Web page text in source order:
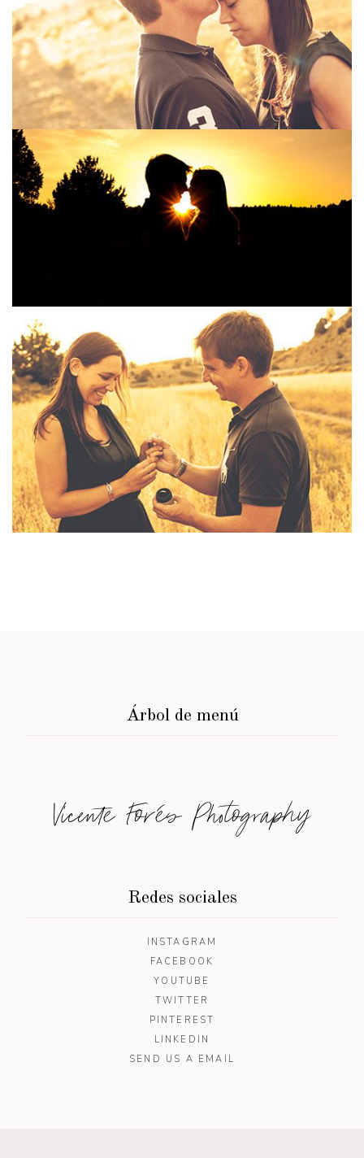
Árbol de menú
Vicente Forés Photography
Redes sociales
INSTAGRAM
FACEBOOK
YOUTUBE
TWITTER
PINTEREST
LINKEDIN
SEND US A EMAIL